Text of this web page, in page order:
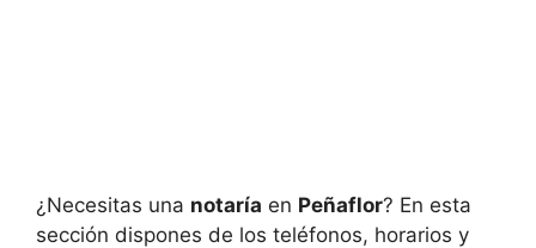
¿Necesitas una notaría en Peñaflor? En esta
sección dispones de los teléfonos, horarios y